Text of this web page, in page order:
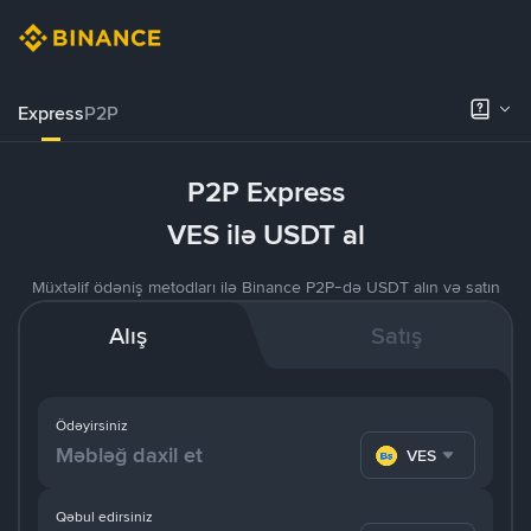
ExpressP2P
P2P Express
VES ilə USDT al
Müxtəlif ödəniş metodları ilə Binance P2P-də USDT alın və satın
Alış Satış
Ödəyirsiniz
VES
Qəbul edirsiniz